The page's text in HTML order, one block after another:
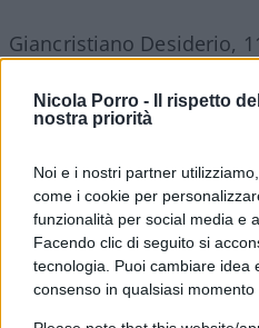
Nicola Porro -
Il rispetto
nostra priorità
Noi e i nostri partner
come i cookie per
funzionalità per social media e
Facendo clic di seguito si
tecnologia. Puoi cambiare idea
consenso in qualsiasi
Giancristiano Desiderio,
#CONCORSO PUBBLICO
#LAUREA ABILITANTE
#SABINO CASSESE